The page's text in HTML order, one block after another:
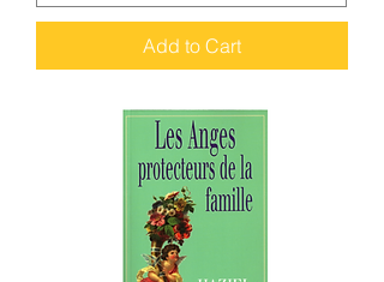
Add to Cart